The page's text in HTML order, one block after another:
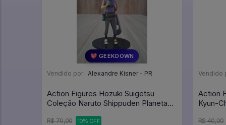
💖 GEEKDOWN
Vendido por: Alexandre Kisner - PR
Action Figures Hozuki Suigetsu
Coleção Naruto Shippuden Planeta
R$ 70,00 10% OFF
Vendido
Action
Kyun-
R$ 40,00